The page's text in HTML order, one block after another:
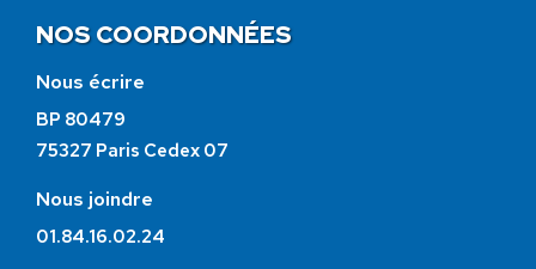
NOS COORDONNÉES
Nous écrire
BP 80479
75327 Paris Cedex 07
Nous joindre
01.84.16.02.24